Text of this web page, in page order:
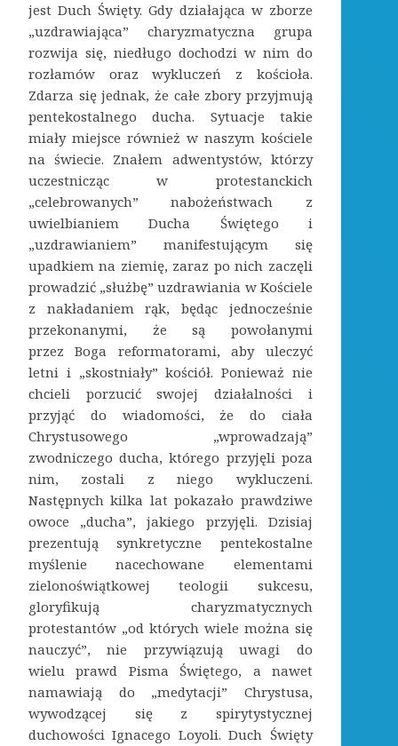
jest Duch Święty. Gdy działająca w zborze
„uzdrawiająca” charyzmatyczna grupa
rozwija się, niedługo dochodzi w nim do
rozłamów oraz wykluczeń z kościoła.
Zdarza się jednak, że całe zbory przyjmują
pentekostalnego ducha. Sytuacje takie
miały miejsce również w naszym kościele
na świecie. Znałem adwentystów, którzy
uczestnicząc w protestanckich
„celebrowanych” nabożeństwach z
uwielbianiem Ducha Świętego i
„uzdrawianiem” manifestującym się
upadkiem na ziemię, zaraz po nich zaczęli
prowadzić „służbę” uzdrawiania w Kościele
z nakładaniem rąk, będąc jednocześnie
przekonanymi, że są powołanymi
przez Boga reformatorami, aby uleczyć
letni i „skostniały” kościół. Ponieważ nie
chcieli porzucić swojej działalności i
przyjąć do wiadomości, że do ciała
Chrystusowego „wprowadzają”
zwodniczego ducha, którego przyjęli poza
nim, zostali z niego wykluczeni.
Następnych kilka lat pokazało prawdziwe
owoce „ducha”, jakiego przyjęli. Dzisiaj
prezentują synkretyczne pentekostalne
myślenie nacechowane elementami
zielonoświątkowej teologii sukcesu,
gloryfikują charyzmatycznych
protestantów „od których wiele można się
nauczyć”, nie przywiązują uwagi do
wielu prawd Pisma Świętego, a nawet
namawiają do „medytacji” Chrystusa,
wywodzącej się z spirytystycznej
duchowości Ignacego Loyoli. Duch Święty